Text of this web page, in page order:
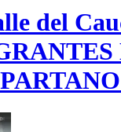
del